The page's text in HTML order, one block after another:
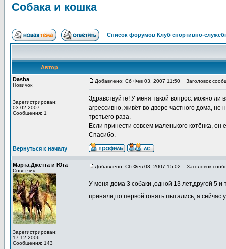
Собака и кошка
Список форумов Клуб спортивно-
Автор
Dasha
Новичок
Зарегистрирован:
03.02.2007
Сообщения: 1
Добавлено: Сб Фев 03, 2007 11:50 Заголовок
Здравствуйте! У меня такой вопрос: можно ли
агрессивно, живёт во дворе частного дома,
третьего раза.
Если принести совсем маленького котёнка, он
Спасибо.
Вернуться к началу
Марта,Джетта и Юта
Советчик
Зарегистрирован:
17.12.2006
Сообщения: 143
Добавлено: Сб Фев 03, 2007 15:02 Заголовок
У меня дома 3 собаки ,одной 13 лет,другой 5
приняли,по первой гонять пытались, а